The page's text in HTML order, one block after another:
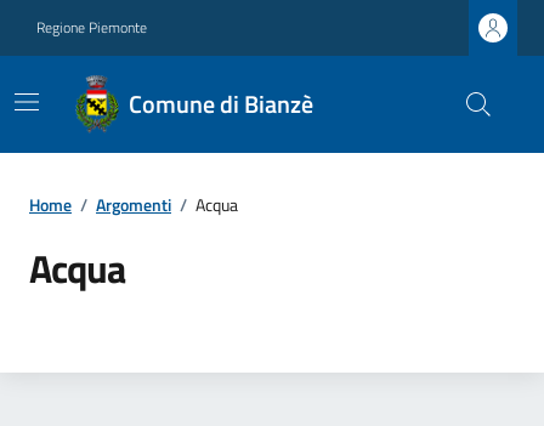
Regione Piemonte
Comune di Bianzè
Home / Argomenti / Acqua
Acqua